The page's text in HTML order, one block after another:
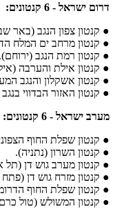
דרום ישראל - 6 קנטונים:
● קנטון צפון הנגב (באר
● קנטון מרחב ים המלח
● קנטון רמת הנגב (ירוחם).
● קנטון אילת והערבה
● קנטון אשקלון והנגב
● קנטון האזור הבדווי
מערב ישראל - 6 קנטונים:
● קנטון שפלת החוף
● קנטון השרון (נתניה).
● קנטון מערב גוש דן (תל
● קנטון מזרח גוש דן
● קנטון שפלת החוף
● קנטון המשולש (טול